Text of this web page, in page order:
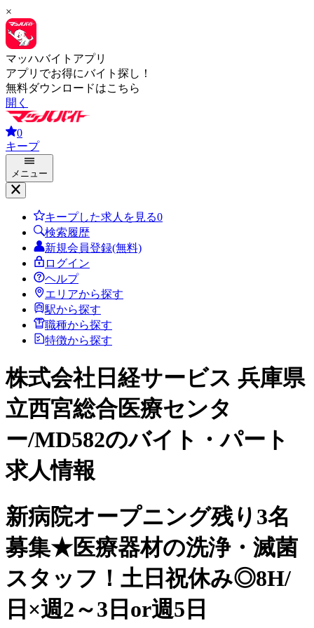
×
マッハバイトアプリ
アプリでお得にバイト探し！
無料ダウンロードはこちら
開く
0
キープ
メニュー
キープした求人を見る0
検索履歴
新規会員登録(無料)
ログイン
ヘルプ
エリアから探す
駅から探す
職種から探す
特徴から探す
株式会社日経サービス 兵庫県
立西宮総合医療センタ
ー/MD582のバイト・パート
求人情報
新病院オープニング残り3名
募集★医療器材の洗浄・滅菌
スタッフ！土日祝休み◎8H/
日×週2～3日or週5日